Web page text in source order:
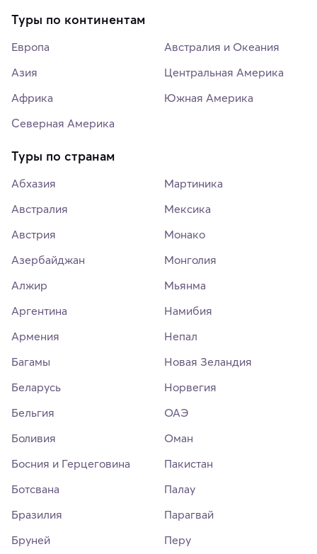
Туры по континентам
Европа
Азия
Африка
Северная Америка
Австралия и Океания
Центральная Америка
Южная Америка
Туры по странам
Абхазия
Австралия
Австрия
Азербайджан
Алжир
Аргентина
Армения
Багамы
Беларусь
Бельгия
Боливия
Босния и Герцеговина
Ботсвана
Бразилия
Бруней
Мартиника
Мексика
Монако
Монголия
Мьянма
Намибия
Непал
Новая Зеландия
Норвегия
ОАЭ
Оман
Пакистан
Палау
Парагвай
Перу